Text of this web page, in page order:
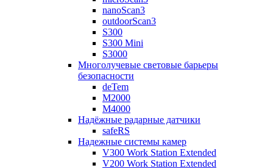
nanoScan3
outdoorScan3
S300
S300 Mini
S3000
Многолучевые световые барьеры
безопасности
deTem
M2000
M4000
Надёжные радарные датчики
safeRS
Надежные системы камер
V300 Work Station Extended
V200 Work Station Extended